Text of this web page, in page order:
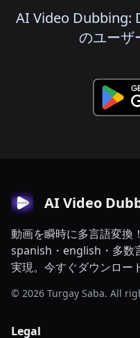
AI Video Dubbing:
のユーザ
AI Video
動画を瞬時に多言語変換
spanish・english・多数
実現。今すぐダウンロー
© 2026 Turgay Saba. All
Legal